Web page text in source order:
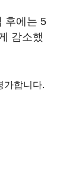
후에는 5
감소했
가합니다.